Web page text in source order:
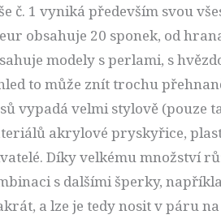
č. 1 vyniká především svou
obsahuje 20 sponek, od
modely s perlami, s
to může znít trochu
vypadá velmi stylově (pouze
akrylové pryskyřice,
Díky velkému množství
s dalšími šperky,
a lze je tedy nosit v páru